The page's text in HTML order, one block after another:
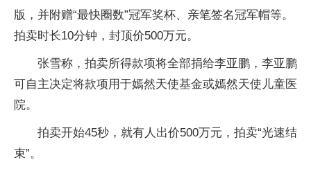
版，并附赠“最快圈数”冠军奖杯、亲笔签名冠军帽等。
拍卖时长10分钟，封顶价500万元。
张雪称，拍卖所得款项将全部捐给李亚鹏，李亚鹏
可自主决定将款项用于嫣然天使基金或嫣然天使儿童医
院。
拍卖开始45秒，就有人出价500万元，拍卖“光速结
束”。